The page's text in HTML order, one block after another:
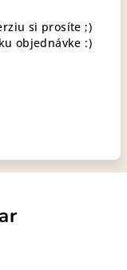
si prosíte ;)
objednávke :)